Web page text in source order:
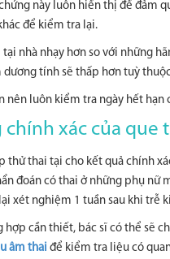
này luôn hiển thị để đảm
để kiểm tra lại.
nhà nhạy hơn so với những
tính sẽ thấp hơn tuỳ
nên luôn kiểm tra ngày hết
chính xác của que
thử thai tại cho kết quả chính
đoán có thai ở những phụ
xét nghiệm 1 tuần sau khi trễ
hợp cần thiết, bác sĩ có thể sẽ
âm thai để kiểm tra liệu có